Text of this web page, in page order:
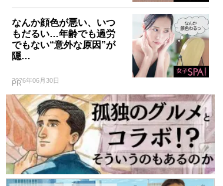
なんか顔色が悪い、いつ
もだるい…年齢でも過労
でもない“意外な原因”が
隠…
2026年06月30日
PR